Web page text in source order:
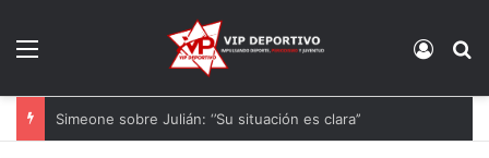
Simeone sobre Julián: ‘’Su situación es clara’’